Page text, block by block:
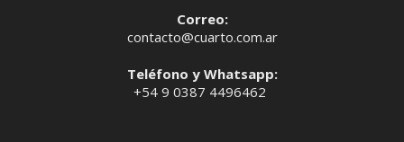
Correo:
contacto@cuarto.com.ar
Teléfono y Whatsapp:
+54 9 0387 4496462